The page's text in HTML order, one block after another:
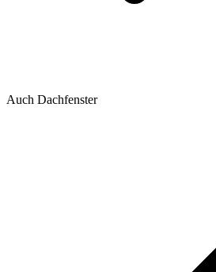
Auch Dachfenster